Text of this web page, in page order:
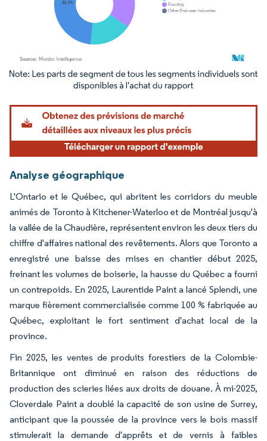
Image © Mordor Intelligence. La réutilisation nécessite une attribution sous CC BY
Analyse géographique
L'Ontario et le Québec, qui abritent les corridors du meuble
animés de Toronto à Kitchener-Waterloo et de Montréal jusqu'à
la vallée de la Chaudière, représentent environ les deux tiers du
chiffre d'affaires national des revêtements. Alors que Toronto a
enregistré une baisse des mises en chantier début 2025,
freinant les volumes de boiserie, la hausse du Québec a fourni
un contrepoids. En 2025, Laurentide Paint a lancéSplendi, une
marque fièrement commercialisée comme 100 % fabriquée au
Québec, exploitant le fort sentiment d'achat local de la
province.
Fin 2025, les ventes de produits forestiers de la Colombie-
Britannique ont diminué en raison des réductions de
production des scieries liées aux droits de douane. À mi-2025,
Cloverdale Paint a doublé la capacité de son usine de Surrey,
anticipant que la poussée de la province vers le bois massif
stimulerait la demande d'apprêts et de vernis à faibles